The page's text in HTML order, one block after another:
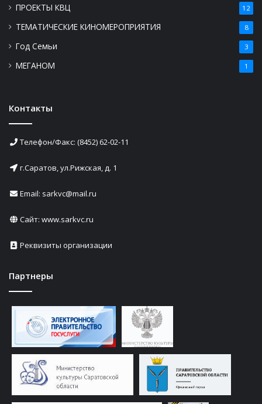
ПРОЕКТЫ КВЦ 12
ТЕМАТИЧЕСКИЕ КИНОМЕРОПРИЯТИЯ 8
Год Семьи 3
МЕГАНОМ 1
Контакты
Телефон/Факс: (8452) 62-02-11
г.Саратов, ул.Рижская, д. 1
Email: sarkvc@mail.ru
Сайт: www.sarkvc.ru
Реквизиты организации
Партнеры